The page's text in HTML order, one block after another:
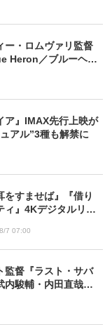
ー・ロムヴァリ監督
Heron／ブルーヘロ
ア』IMAX先行上映が
アル”3種も解禁に
をすませば』『借り
ィ』4Kデジタルリマ
7 07:00
監督『ラスト・サバ
内駿輔・内田直哉・